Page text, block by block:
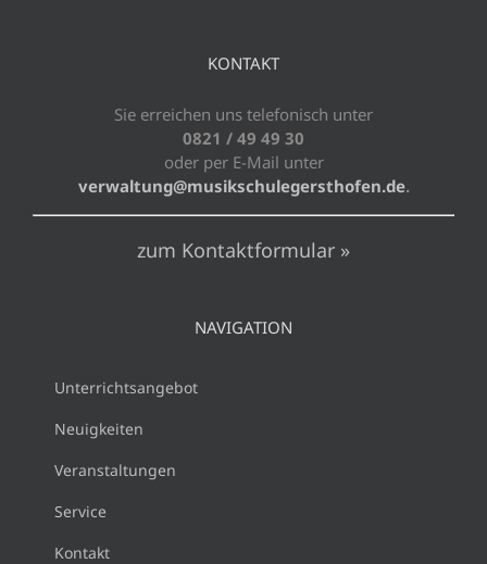
KONTAKT
Sie erreichen uns telefonisch unter
0821 / 49 49 30
oder per E-Mail unter
verwaltung@musikschulegersthofen.de.
zum Kontaktformular »
NAVIGATION
Unterrichtsangebot
Neuigkeiten
Veranstaltungen
Service
Kontakt